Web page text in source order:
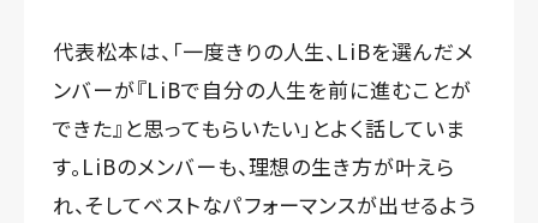
代表松本は、「一度きりの人生、LiBを選んだメ
ンバーが『LiBで自分の人生を前に進むことが
できた』と思ってもらいたい」とよく話していま
す。LiBのメンバーも、理想の生き方が叶えら
れ、そしてベストなパフォーマンスが出せるよう